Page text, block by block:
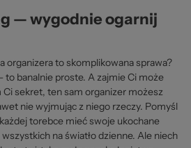
— wygodnie ogarnij
organizera to skomplikowana sprawa?
banalnie proste. A zajmie Ci może
sekret, ten sam organizer możesz
nie wyjmując z niego rzeczy. Pomyśl
torebce mieć swoje ukochane
na światło dzienne. Ale niech